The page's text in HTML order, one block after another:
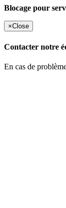
Blocage pour
×Close
Contacter notre
En cas de